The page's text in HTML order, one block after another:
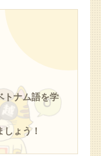
トナム語を学
ょう！